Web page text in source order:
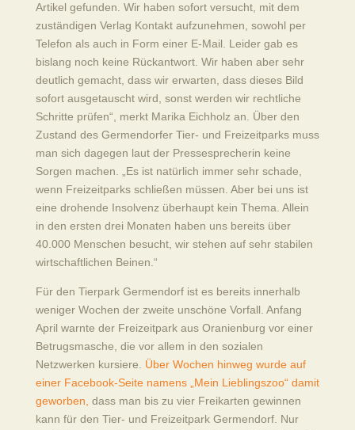
Artikel gefunden. Wir haben sofort versucht, mit dem
zuständigen Verlag Kontakt aufzunehmen, sowohl per
Telefon als auch in Form einer E-Mail. Leider gab es
bislang noch keine Rückantwort. Wir haben aber sehr
deutlich gemacht, dass wir erwarten, dass dieses Bild
sofort ausgetauscht wird, sonst werden wir rechtliche
Schritte prüfen“, merkt Marika Eichholz an. Über den
Zustand des Germendorfer Tier- und Freizeitparks muss
man sich dagegen laut der Pressesprecherin keine
Sorgen machen. „Es ist natürlich immer sehr schade,
wenn Freizeitparks schließen müssen. Aber bei uns ist
eine drohende Insolvenz überhaupt kein Thema. Allein
in den ersten drei Monaten haben uns bereits über
40.000 Menschen besucht, wir stehen auf sehr stabilen
wirtschaftlichen Beinen.“
Für den Tierpark Germendorf ist es bereits innerhalb
weniger Wochen der zweite unschöne Vorfall. Anfang
April warnte der Freizeitpark aus Oranienburg vor einer
Betrugsmasche, die vor allem in den sozialen
Netzwerken kursiere. Über Wochen hinweg wurde auf
einer Facebook-Seite namens „Mein Lieblingszoo“ damit
geworben, dass man bis zu vier Freikarten gewinnen
kann für den Tier- und Freizeitpark Germendorf. Nur